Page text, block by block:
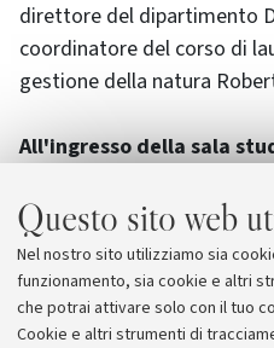
Questo sito web
Nel nostro sito utilizziamo sia
funzionamento, sia cookie e altri
che potrai attivare solo con il tuo
Cookie e altri strumenti di
direttore del dipartimento
coordinatore del corso di
gestione della natura
All'ingresso della sala
Arianna: "Entusiasta della
fino all'ultimo. Luminoso
studio e di altruismo". Più
delfino, il suo animale